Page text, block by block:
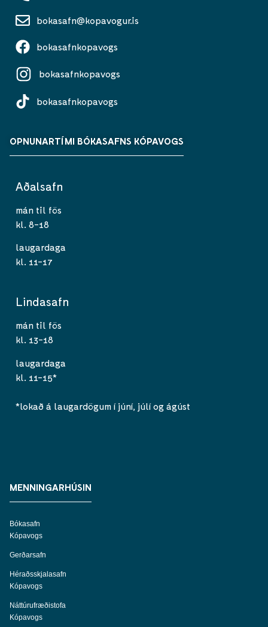
bokasafn@kopavogur.is
bokasafnkopavogs
bokasafnkopavogs
bokasafnkopavogs
OPNUNARTÍMI BÓKASAFNS KÓPAVOGS
Aðalsafn
mán til fös
kl. 8-18
laugardaga
kl. 11-17
Lindasafn
mán til fös
kl. 13-18
laugardaga
kl. 11-15*
*lokað á laugardögum í júní, júlí og ágúst
MENNINGARHÚSIN
Bókasafn
Kópavogs
Gerðarsafn
Héraðsskjalasafn
Kópavogs
Náttúrufræðistofa
Kópavogs